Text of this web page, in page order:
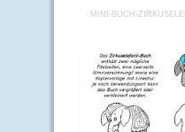
MINI-BUCH-